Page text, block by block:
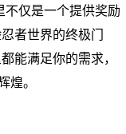
不仅是一个提供奖励
者世界的终极门
能满足你的需求，
煌。